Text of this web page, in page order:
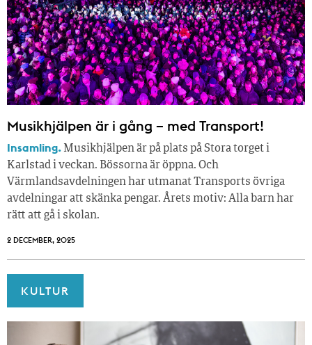
Musikhjälpen är i gång – med Transport!
Insamling. Musikhjälpen är på plats på Stora torget i
Karlstad i veckan. Bössorna är öppna. Och
Värmlandsavdelningen har utmanat Transports övriga
avdelningar att skänka pengar. Årets motiv: Alla barn har
rätt att gå i skolan.
2 DECEMBER, 2025
KULTUR